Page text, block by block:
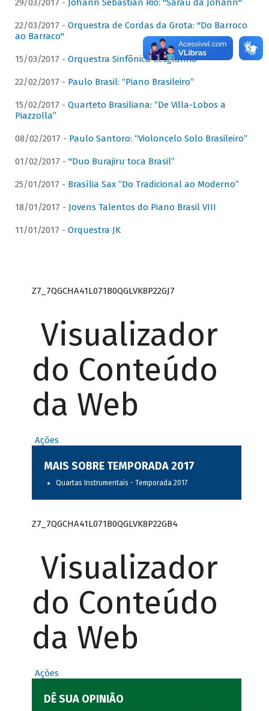
29/03/2017 - Johann Sebastian Rio: "Sarau da Johann"
22/03/2017 - Orquestra de Cordas da Grota: "Do Barroco
ao Barraco"
15/03/2017 - Orquestra Sinfônica Cesgranrio
22/02/2017 - Paulo Brasil: “Piano Brasileiro”
15/02/2017 - Quarteto Brasiliana: “De Villa-Lobos a
Piazzolla”
08/02/2017 - Paulo Santoro: “Violoncelo Solo Brasileiro”
01/02/2017 - "Duo Burajiru toca Brasil”
25/01/2017 - Brasília Sax “Do Tradicional ao Moderno”
18/01/2017 - Jovens Talentos do Piano Brasil VIII
11/01/2017 - Orquestra JK
Z7_7QGCHA41L071B0QGLVK8P22GJ7
Visualizador
do Conteúdo
da Web
Ações
MAIS SOBRE TEMPORADA 2017
Quartas Instrumentais - Temporada 2017
Z7_7QGCHA41L071B0QGLVK8P22GB4
Visualizador
do Conteúdo
da Web
Ações
DÊ SUA OPINIÃO